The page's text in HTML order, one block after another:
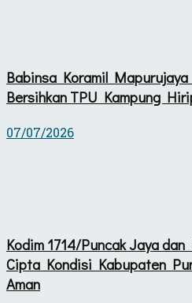
Babinsa Koramil
Bersihkan TPU Kampung
07/07/2026
Kodim 1714/Puncak Jaya
Cipta Kondisi Kabupaten
Aman